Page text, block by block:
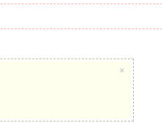
×